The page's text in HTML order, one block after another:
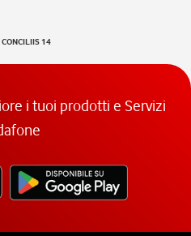
14
i tuoi prodotti e Servizi